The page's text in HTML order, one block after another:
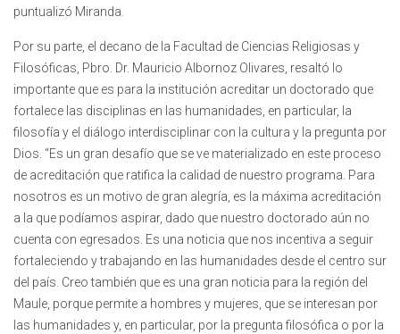
puntualizó Miranda.
Por su parte, el decano de la Facultad de Ciencias Religiosas y
Filosóficas, Pbro. Dr. Mauricio Albornoz Olivares, resaltó lo
importante que es para la institución acreditar un doctorado que
fortalece las disciplinas en las humanidades, en particular, la
filosofía y el diálogo interdisciplinar con la cultura y la pregunta por
Dios. “Es un gran desafío que se ve materializado en este proceso
de acreditación que ratifica la calidad de nuestro programa. Para
nosotros es un motivo de gran alegría, es la máxima acreditación
a la que podíamos aspirar, dado que nuestro doctorado aún no
cuenta con egresados. Es una noticia que nos incentiva a seguir
fortaleciendo y trabajando en las humanidades desde el centro sur
del país. Creo también que es una gran noticia para la región del
Maule, porque permite a hombres y mujeres, que se interesan por
las humanidades y, en particular, por la pregunta filosófica o por la